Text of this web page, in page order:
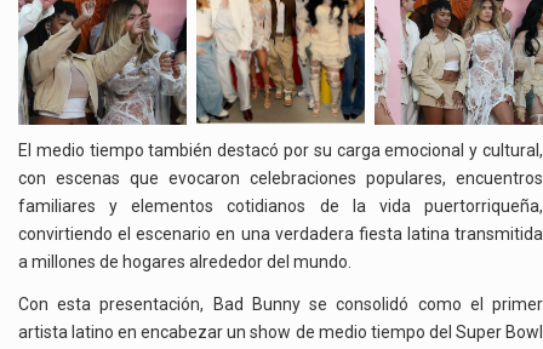
El medio tiempo también destacó por su carga emocional y cultural,
con escenas que evocaron celebraciones populares, encuentros
familiares y elementos cotidianos de la vida puertorriqueña,
convirtiendo el escenario en una verdadera fiesta latina transmitida
a millones de hogares alrededor del mundo.
Con esta presentación, Bad Bunny se consolidó como el primer
artista latino en encabezar un show de medio tiempo del Super Bowl